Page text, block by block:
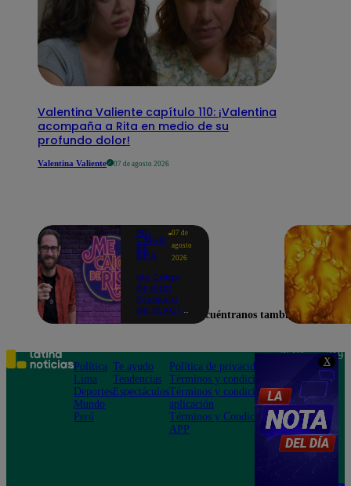
X
Valentina Valiente capítulo 110: ¡Valentina
acompaña a Rita en medio de su
profundo dolor!
Valentina Valiente 07 de agosto 2026
ME
CAIGO
DE
RISA
07 de
agosto
2026
Me Caigo
de Risa:
Encuesta
del REACT,
Encuéntranos también en
Política
Lima
Deportes
Mundo
Perú
Te ayudo
Tendencias
Espectáculos
Política de privacidad
Términos y condiciones
Términos y condiciones
aplicación
Términos y Condiciones
APP
Teléfono: 219
Av. San
Felipe 968
Jesús María